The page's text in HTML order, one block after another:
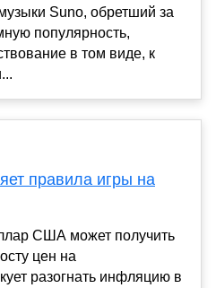
Suno, обретший за
популярность,
в том виде, к
правила игры на
США может получить
цен на
разогнать инфляцию в